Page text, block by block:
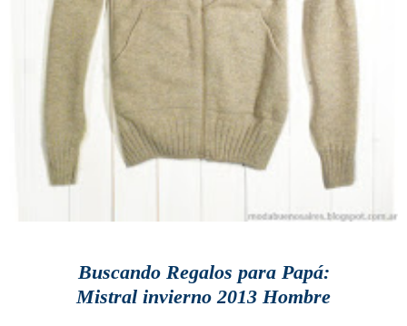
Buscando Regalos para Papá:
Mistral invierno 2013 Hombre